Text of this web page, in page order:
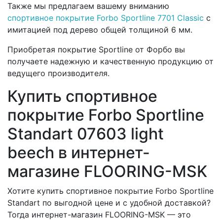
Также мы предлагаем вашему вниманию
спортивное покрытие Forbo Sportline 7701 Classic с
имитацией под дерево общей толщиной 6 мм.
Приобретая покрытие Sportline от Форбо вы
получаете надежную и качественную продукцию от
ведущего производителя.
Купить спортивное
покрытие Forbo Sportline
Standart 07603 light
beech в интернет-
магазине FLOORING-MSK
Хотите купить спортивное покрытие Forbo Sportline
Standart по выгодной цене и с удобной доставкой?
Тогда интернет-магазин FLOORING-MSK — это